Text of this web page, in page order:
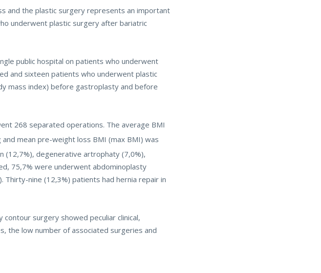
and the plastic surgery represents an important
underwent plastic surgery after bariatric
public hospital on patients who underwent
and sixteen patients who underwent plastic
mass index) before gastroplasty and before
268 separated operations. The average BMI
mean pre-weight loss BMI (max BMI) was
(12,7%), degenerative artrophaty (7,0%),
75,7% were underwent abdominoplasty
nine (12,3%) patients had hernia repair in
surgery showed peculiar clinical,
the low number of associated surgeries and